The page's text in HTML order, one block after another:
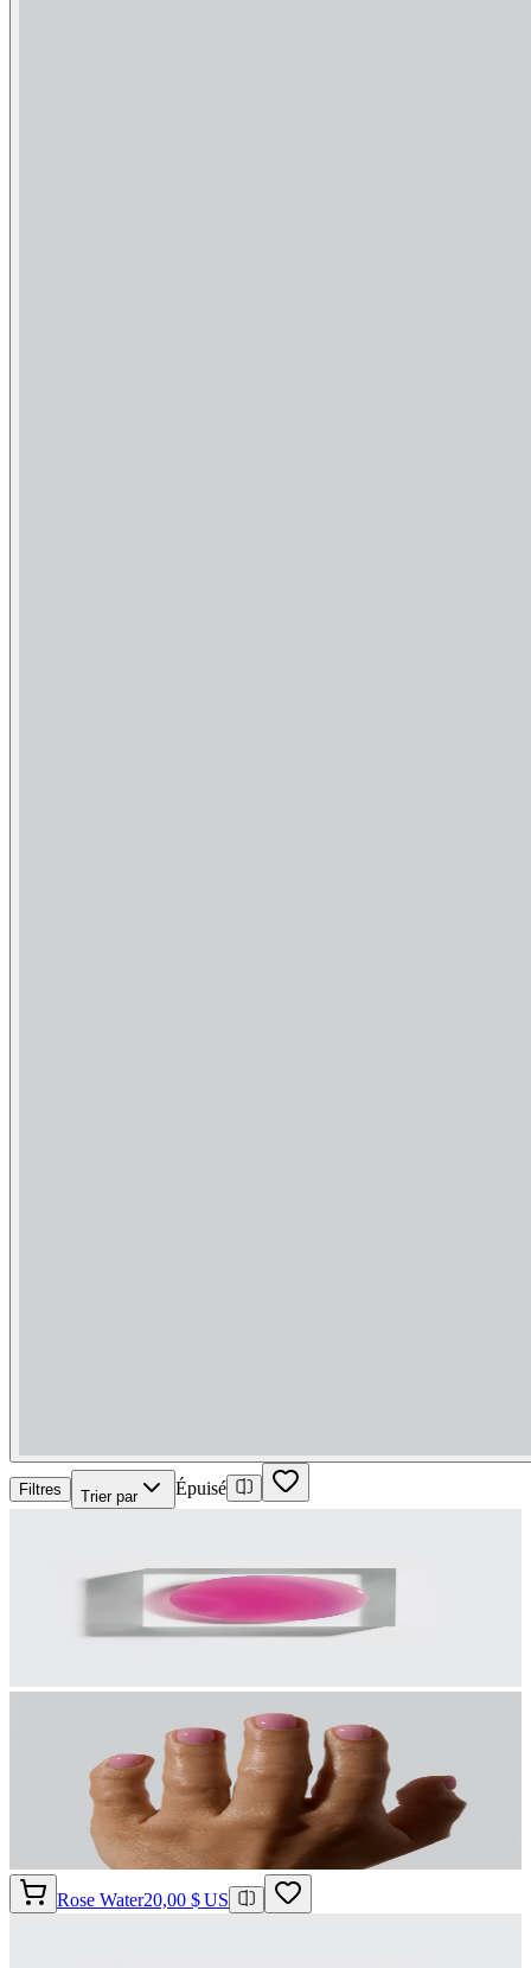
Filtres Trier par Épuisé
Rose Water20,00 $ US